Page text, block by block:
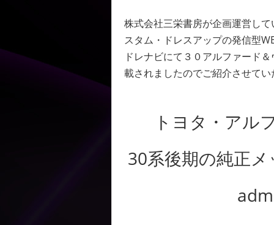
株式会社三栄書房が企画運営し
スタム・ドレスアップの発信型
ドレナビにて３０アルファード
載されましたのでご紹介させてい
トヨタ・アル
30系後期の純正